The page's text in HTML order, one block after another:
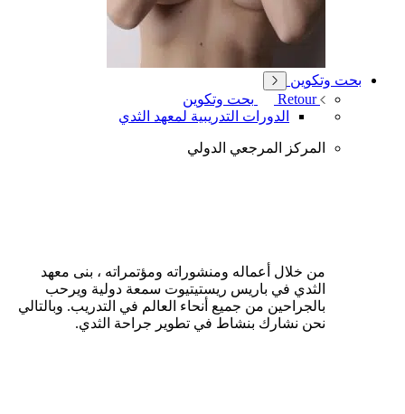
بحت وتكوين
Retour
بحت وتكوين
الدورات التدريبية لمعهد الثدي
المركز المرجعي الدولي
من خلال أعماله ومنشوراته ومؤتمراته ، بنى معهد
الثدي في باريس ريستيتيوت سمعة دولية ويرحب
بالجراحين من جميع أنحاء العالم في التدريب. وبالتالي
نحن نشارك بنشاط في تطوير جراحة الثدي.